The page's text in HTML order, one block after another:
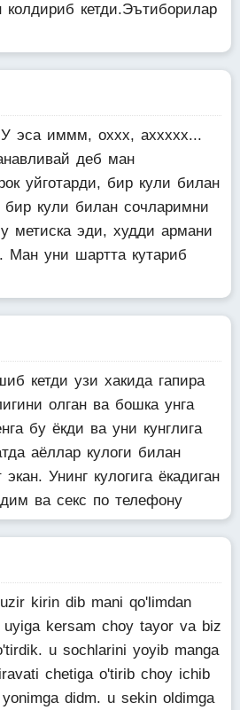
кетди.Эътиборилар
эса иммм, оххх, аххххх...
деб ман
уйготарди, бир кули билан
кули билан сочларимни
метиска эди, худди армани
Ман уни шартта кутариб
кетди узи хакида гапира
олган ва бошка унга
бу ёкди ва уни кунглига
аёллар кулоги билан
Унинг кулогига ёкадиган
ва секс по телефону
kirin dib mani qo'limdan
kersam choy tayor va biz
u sochlarini yoyib manga
chetiga o'tirib choy ichib
didm. u sekin oldimga